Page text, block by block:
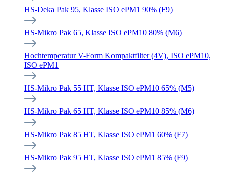
HS-Deka Pak 95, Klasse ISO ePM1 90% (F9)
HS-Mikro Pak 65, Klasse ISO ePM10 80% (M6)
Hochtemperatur V-Form Kompaktfilter (4V), ISO ePM10,
ISO ePM1
HS-Mikro Pak 55 HT, Klasse ISO ePM10 65% (M5)
HS-Mikro Pak 65 HT, Klasse ISO ePM10 85% (M6)
HS-Mikro Pak 85 HT, Klasse ISO ePM1 60% (F7)
HS-Mikro Pak 95 HT, Klasse ISO ePM1 85% (F9)